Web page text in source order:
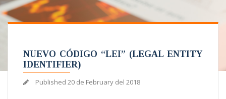
NUEVO CÓDIGO “LEI” (LEGAL ENTITY
IDENTIFIER)
Published 20 de February del 2018